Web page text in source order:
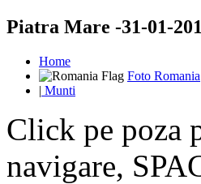
Piatra Mare -31-01-
Home
Foto Romania
| Munti
Click pe poza
navigare,